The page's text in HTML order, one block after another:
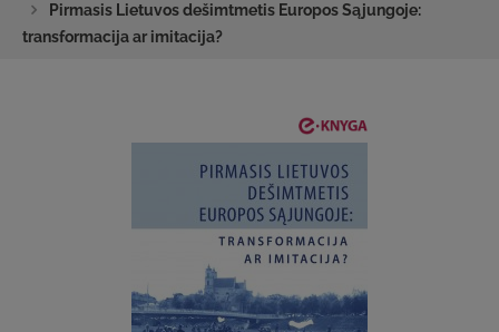
Pirmasis Lietuvos dešimtmetis Europos Sąjungoje:
transformacija ar imitacija?